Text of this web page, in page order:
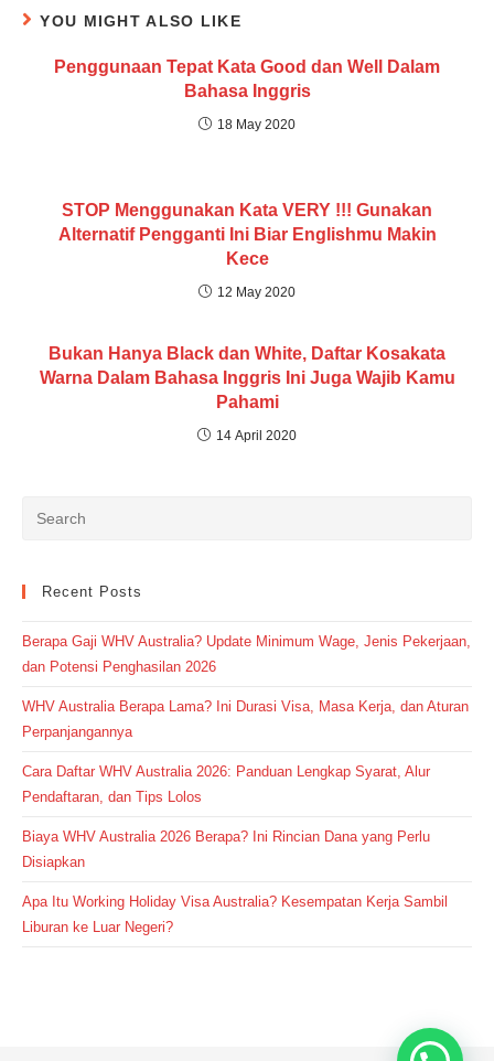
YOU MIGHT ALSO LIKE
Penggunaan Tepat Kata Good dan Well Dalam
Bahasa Inggris
18 May 2020
STOP Menggunakan Kata VERY !!! Gunakan
Alternatif Pengganti Ini Biar Englishmu Makin
Kece
12 May 2020
Bukan Hanya Black dan White, Daftar Kosakata
Warna Dalam Bahasa Inggris Ini Juga Wajib Kamu
Pahami
14 April 2020
Recent Posts
Berapa Gaji WHV Australia? Update Minimum Wage, Jenis Pekerjaan,
dan Potensi Penghasilan 2026
WHV Australia Berapa Lama? Ini Durasi Visa, Masa Kerja, dan Aturan
Perpanjangannya
Cara Daftar WHV Australia 2026: Panduan Lengkap Syarat, Alur
Pendaftaran, dan Tips Lolos
Biaya WHV Australia 2026 Berapa? Ini Rincian Dana yang Perlu
Disiapkan
Apa Itu Working Holiday Visa Australia? Kesempatan Kerja Sambil
Liburan ke Luar Negeri?